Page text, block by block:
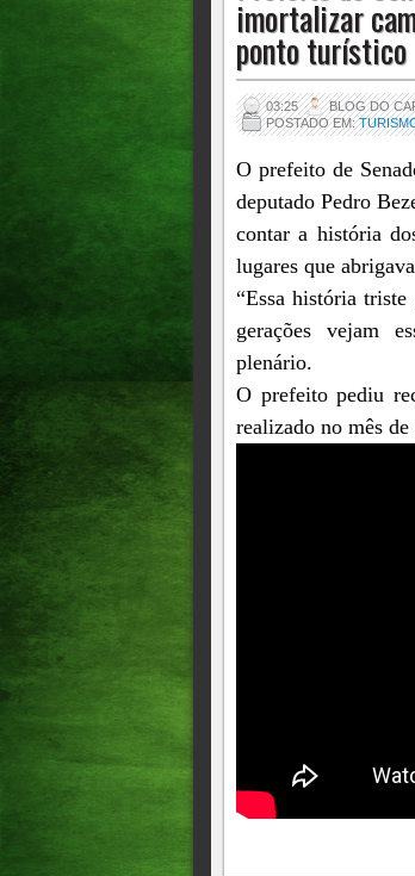
imortalizar
ponto turístico
03:25
BLOG DO
POSTADO EM:
O prefeito de
deputado Pedro
contar a história
lugares que
“Essa história triste
gerações vejam
plenário.
O prefeito pediu
realizado no mês